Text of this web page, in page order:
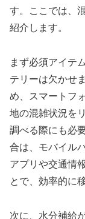
す。ここでは、
紹介します。
まず必須アイテ
テリーは欠かせ
め、スマートフ
地の混雑状況を
調べる際にも必
合は、モバイル
アプリや交通情
とで、効率的に
次に、水分補給